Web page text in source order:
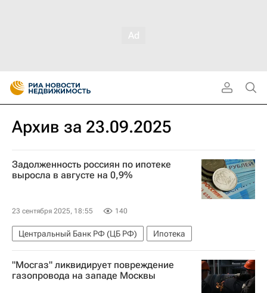
Архив за 23.09.2025
Задолженность россиян по ипотеке
выросла в августе на 0,9%
23 сентября 2025, 18:55 140
Центральный Банк РФ (ЦБ РФ) Ипотека
"Мосгаз" ликвидирует повреждение
газопровода на западе Москвы